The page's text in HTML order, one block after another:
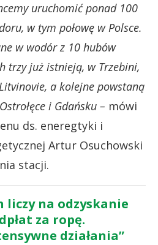
uruchomić ponad 100
w tym połowę w Polsce.
w wodór z 10 hubów
trzy już istnieją, w Trzebini,
a kolejne powstaną
i Gdańsku – mówi
ds. eneregtyki i
Artur Osuchowski
stacji.
liczy na odzyskanie
za ropę.
działania”